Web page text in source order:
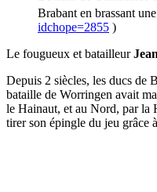
Brabant en brassant
idchope=2855 )
Le fougueux et batailleur
Depuis 2 siècles, les ducs de
bataille de Worringen avait
le Hainaut, et au Nord, par la
tirer son épingle du jeu grâce